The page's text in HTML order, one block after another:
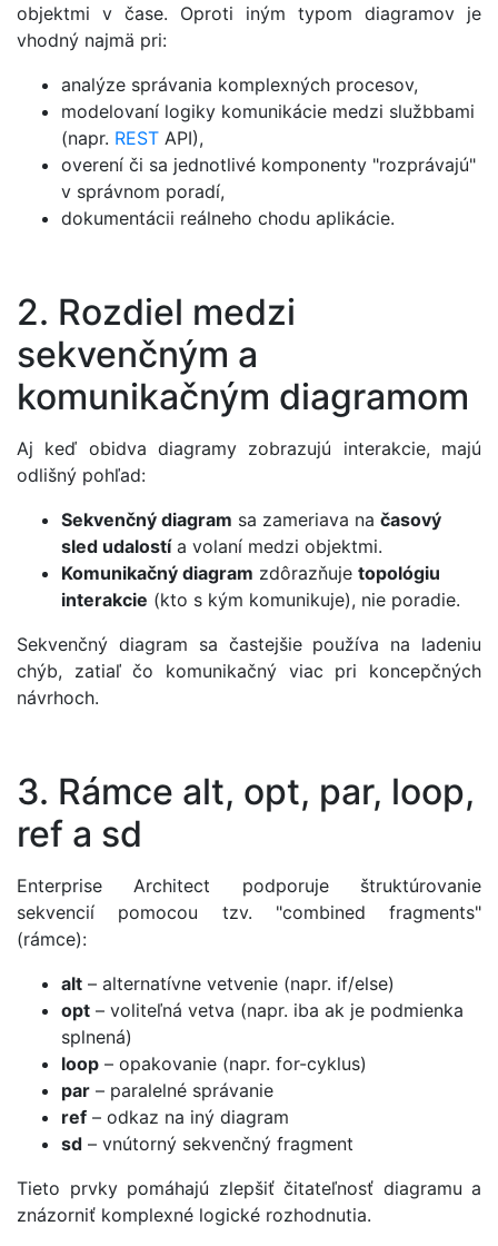
objektmi v čase. Oproti iným typom diagramov je
vhodný najmä pri:
analýze správania komplexných procesov,
modelovaní logiky komunikácie medzi službbami
(napr. REST API),
overení či sa jednotlivé komponenty "rozprávajú"
v správnom poradí,
dokumentácii reálneho chodu aplikácie.
2. Rozdiel medzi
sekvenčným a
komunikačným diagramom
Aj keď obidva diagramy zobrazujú interakcie, majú
odlišný pohľad:
Sekvenčný diagram sa zameriava na časový
sled udalostía volaní medzi objektmi.
Komunikačný diagram zdôrazňuje topológiu
interakcie (kto s kým komunikuje), nie poradie.
Sekvenčný diagram sa častejšie používa na ladeniu
chýb, zatiaľ čo komunikačný viac pri koncepčných
návrhoch.
3. Rámce alt, opt, par, loop,
ref a sd
Enterprise Architect podporuje štruktúrovanie
sekvencií pomocou tzv. "combined fragments"
(rámce):
alt – alternatívne vetvenie (napr. if/else)
opt – voliteľná vetva (napr. iba ak je podmienka
splnená)
loop – opakovanie (napr. for-cyklus)
par – paralelné správanie
ref – odkaz na iný diagram
sd – vnútorný sekvenčný fragment
Tieto prvky pomáhajú zlepšiť čitateľnosť diagramu a
znázorniť komplexné logické rozhodnutia.